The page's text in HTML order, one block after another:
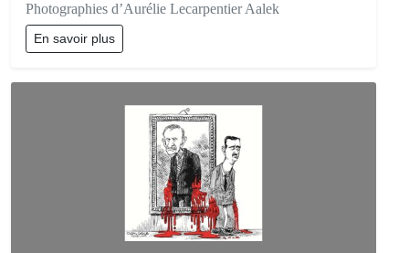
Photographies d’Aurélie Lecarpentier Aalek
En savoir plus